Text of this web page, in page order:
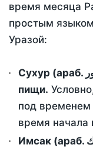
время месяца
простым
Уразой:
Сухур (араб. سحور) - это утренний прием
пищи.
под
время начала
Имсак (араб. إمساك) - воздержание от приема